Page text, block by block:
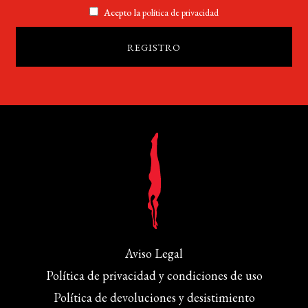
Acepto lapolítica de privacidad
Aviso Legal
Política de privacidad y condiciones de uso
Política de devoluciones y desistimiento